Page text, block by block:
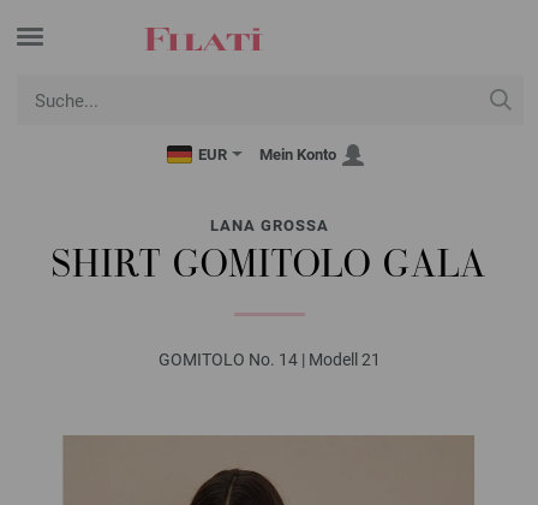
EUR Mein Konto
LANA GROSSA
SHIRT GOMITOLO GALA
GOMITOLO No. 14 | Modell 21